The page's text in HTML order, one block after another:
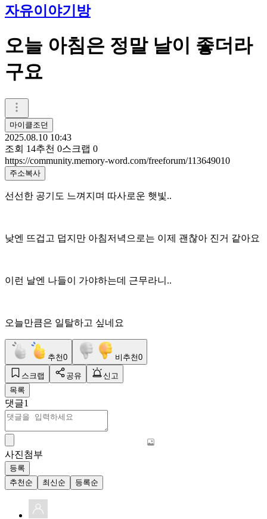
자유이야기방
오늘 아침은 정말 날이 좋더라
구요
마이클조던
2025.08.10 10:43
조회 14추천 0스크랩 0
https://community.memory-word.com/freeforum/113649010
주소복사
선선한 공기도 느껴지며 따사로운 햇빛..
낮엔 뜨겁고 덥지만 아침저녁으로는 이제 괜찮아 진거 같아요
이런 날엔 나들이 가야하는데 근무라니..
오늘만큼은 일탈하고 싶네요
추천0 비추천0
스크랩 공유
신고
목록
댓글1
사진첨부
등록
추천순
최신순 등록순